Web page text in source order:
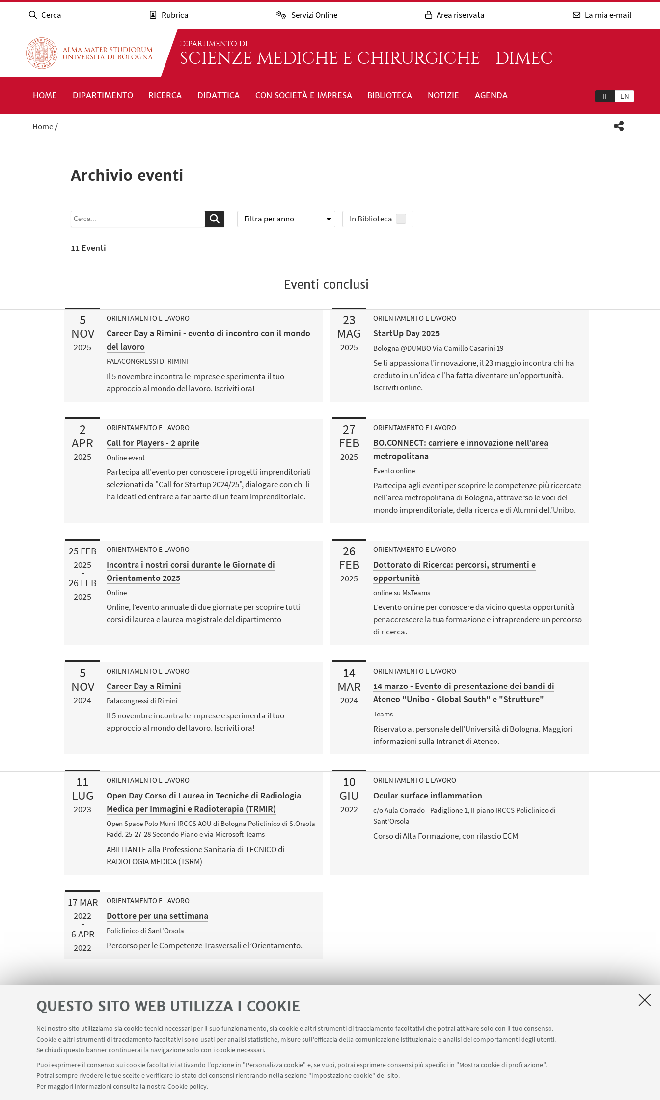
QUESTO SITO WEB UTILIZZA I COOKIE
Nel nostro sito utilizziamo sia cookie tecnici necessari per il suo funzionamento, sia cookie e altri strumenti di tracciamento facoltativi che potrai attivare solo con il tuo consenso.
Cookie e altri strumenti di tracciamento facoltativi sono usati per analisi statistiche, misure sull'efficacia della comunicazione istituzionale e analisi dei comportamenti degli utenti.
Se chiudi questo banner continuerai la navigazione solo con i cookie necessari.
Puoi esprimere il consenso sui cookie facoltativi attivando l'opzione in "Personalizza cookie" e, se vuoi, potrai esprimere consensi più specifici in "Mostra cookie di profilazione".
Potrai sempre rivedere le tue scelte e verificare lo stato dei consensi rientrando nella sezione "Impostazione cookie" del sito.
Per maggiori informazioniconsulta la nostra Cookie policy.
Cerca Rubrica Servizi Online Area riservata La mia e-mail
DIPARTIMENTO DI
SCIENZE MEDICHE E CHIRURGICHE - DIMEC
IT EN
HOME DIPARTIMENTO RICERCA DIDATTICA CON SOCIETÀ E IMPRESA BIBLIOTECA NOTIZIE AGENDA
Home
Archivio eventi
Filtra per anno In Biblioteca
11 Eventi
Eventi conclusi
5
NOV
2025
ORIENTAMENTO E LAVORO
Career Day a Rimini - evento di incontro con il mondo
del lavoro
PALACONGRESSI DI RIMINI
Il 5 novembre incontra le imprese e sperimenta il tuo
approccio al mondo del lavoro. Iscriviti ora!
23
MAG
2025
ORIENTAMENTO E LAVORO
StartUp Day 2025
Bologna @DUMBO Via Camillo Casarini 19
Se ti appassiona l’innovazione, il 23 maggio incontra chi ha
creduto in un'idea e l'ha fatta diventare un'opportunità.
Iscriviti online.
2
APR
2025
ORIENTAMENTO E LAVORO
Call for Players - 2 aprile
Online event
Partecipa all'evento per conoscere i progetti imprenditoriali
selezionati da "Call for Startup 2024/25", dialogare con chi li
ha ideati ed entrare a far parte di un team imprenditoriale.
27
FEB
2025
ORIENTAMENTO E LAVORO
BO.CONNECT: carriere e innovazione nell’area
metropolitana
Evento online
Partecipa agli eventi per scoprire le competenze più ricercate
nell'area metropolitana di Bologna, attraverso le voci del
mondo imprenditoriale, della ricerca e di Alumni dell’Unibo.
25 FEB
2025
26 FEB
2025
ORIENTAMENTO E LAVORO
Incontra i nostri corsi durante le Giornate di
Orientamento 2025
Online
Online, l’evento annuale di due giornate per scoprire tutti i
corsi di laurea e laurea magistrale del dipartimento
26
FEB
2025
ORIENTAMENTO E LAVORO
Dottorato di Ricerca: percorsi, strumenti e
opportunità
online su MsTeams
L’evento online per conoscere da vicino questa opportunità
per accrescere la tua formazione e intraprendere un percorso
di ricerca.
5
NOV
2024
ORIENTAMENTO E LAVORO
Career Day a Rimini
Palacongressi di Rimini
Il 5 novembre incontra le imprese e sperimenta il tuo
approccio al mondo del lavoro. Iscriviti ora!
14
MAR
2024
ORIENTAMENTO E LAVORO
14 marzo - Evento di presentazione dei bandi di
Ateneo "Unibo - Global South" e "Strutture"
Teams
Riservato al personale dell'Università di Bologna. Maggiori
informazioni sulla Intranet di Ateneo.
11
LUG
2023
ORIENTAMENTO E LAVORO
Open Day Corso di Laurea in Tecniche di Radiologia
Medica per Immagini e Radioterapia (TRMIR)
Open Space Polo Murri IRCCS AOU di Bologna Policlinico di S.Orsola
Padd. 25-27-28 Secondo Piano e via Microsoft Teams
ABILITANTE alla Professione Sanitaria di TECNICO di
RADIOLOGIA MEDICA (TSRM)
10
GIU
2022
ORIENTAMENTO E LAVORO
Ocular surface inflammation
c/o Aula Corrado - Padiglione 1, II piano IRCCS Policlinico di
Sant'Orsola
Corso di Alta Formazione, con rilascio ECM
17 MAR
2022
6 APR
2022
ORIENTAMENTO E LAVORO
Dottore per una settimana
Policlinico di Sant'Orsola
Percorso per le Competenze Trasversali e l’Orientamento.
LINK UTILI Contatti Area riservata Segnala iniziative di impegno pubblico e comunicazione (riservato ai docenti) Carta dei servizi
SEGUI IL DIPARTIMENTO SU: SEGUI UNIBO SU: